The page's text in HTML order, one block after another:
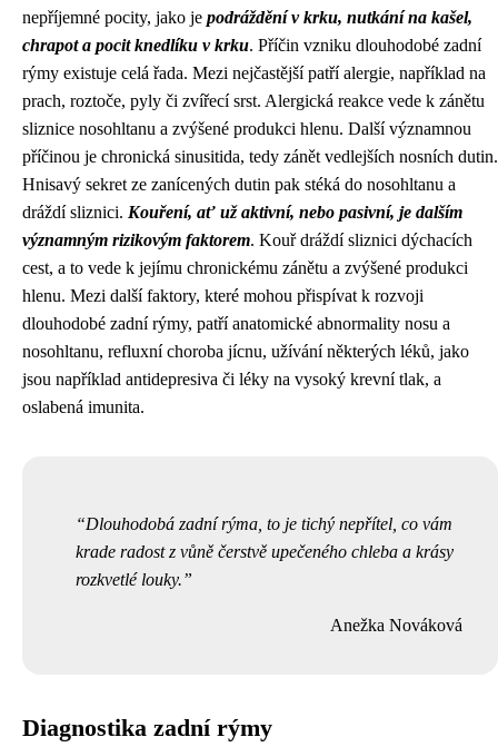
nepříjemné pocity, jako je podráždění v krku, nutkání na kašel,
chrapot a pocit knedlíku v krku. Příčin vzniku dlouhodobé zadní
rýmy existuje celá řada. Mezi nejčastější patří alergie, například na
prach, roztoče, pyly či zvířecí srst. Alergická reakce vede k zánětu
sliznice nosohltanu a zvýšené produkci hlenu. Další významnou
příčinou je chronická sinusitida, tedy zánět vedlejších nosních dutin.
Hnisavý sekret ze zanícených dutin pak stéká do nosohltanu a
dráždí sliznici. Kouření, ať už aktivní, nebo pasivní, je dalším
významným rizikovým faktorem. Kouř dráždí sliznici dýchacích
cest, a to vede k jejímu chronickému zánětu a zvýšené produkci
hlenu. Mezi další faktory, které mohou přispívat k rozvoji
dlouhodobé zadní rýmy, patří anatomické abnormality nosu a
nosohltanu, refluxní choroba jícnu, užívání některých léků, jako
jsou například antidepresiva či léky na vysoký krevní tlak, a
oslabená imunita.
Dlouhodobá zadní rýma, to je tichý nepřítel, co vám
krade radost z vůně čerstvě upečeného chleba a krásy
rozkvetlé louky.
Anežka Nováková
Diagnostika zadní rýmy